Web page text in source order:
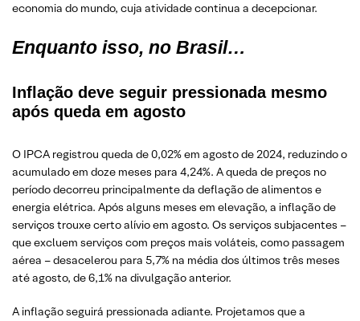
economia do mundo, cuja atividade continua a decepcionar.
Enquanto isso, no Brasil…
Inflação deve seguir pressionada mesmo
após queda em agosto
O IPCA registrou queda de 0,02% em agosto de 2024, reduzindo o
acumulado em doze meses para 4,24%. A queda de preços no
período decorreu principalmente da deflação de alimentos e
energia elétrica. Após alguns meses em elevação, a inflação de
serviços trouxe certo alívio em agosto. Os serviços subjacentes –
que excluem serviços com preços mais voláteis, como passagem
aérea – desacelerou para 5,7% na média dos últimos três meses
até agosto, de 6,1% na divulgação anterior.
A inflação seguirá pressionada adiante. Projetamos que a